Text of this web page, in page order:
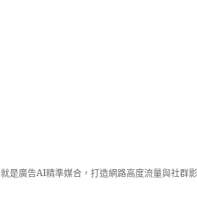
就是廣告AI精準媒合，打造網路高度流量與社群